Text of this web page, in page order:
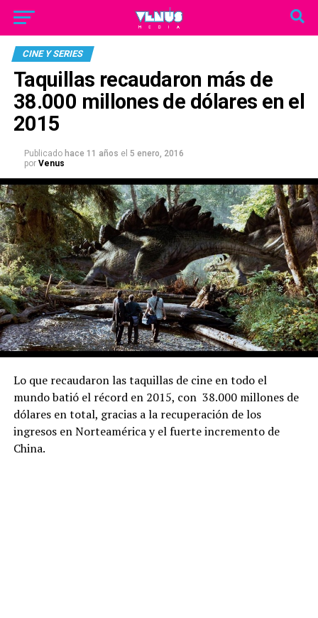
CINE Y SERIES
Taquillas recaudaron más de
38.000 millones de dólares en el
2015
Publicado hace 11 años el 5 enero, 2016
por Venus
Lo que recaudaron las taquillas de cine en todo el
mundo batió el récord en 2015, con 38.000 millones de
dólares en total, gracias a la recuperación de los
ingresos en Norteamérica y el fuerte incremento de
China.